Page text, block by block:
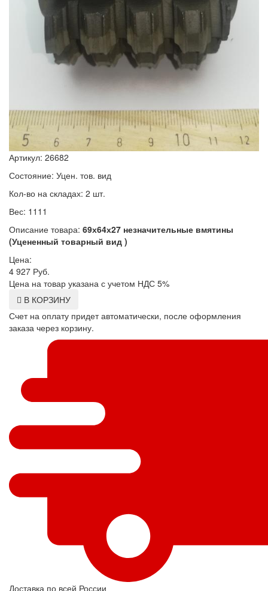
Артикул: 26682
Состояние: Уцен. тов. вид
Кол-во на складах: 2 шт.
Вес: 1111
Описание товара: 69х64х27 незначительные вмятины
(Уцененный товарный вид )
Цена:
4 927 Руб.
Цена на товар указана с учетом НДС 5%
В КОРЗИНУ
Счет на оплату придет автоматически, после оформления
заказа через корзину.
Доставка по всей России